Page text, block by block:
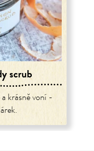
scrub
krásně voní -